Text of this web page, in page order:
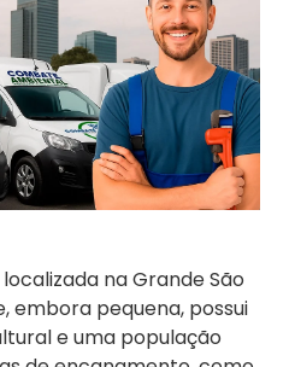
na Grande São
embora pequena, possui
e uma população